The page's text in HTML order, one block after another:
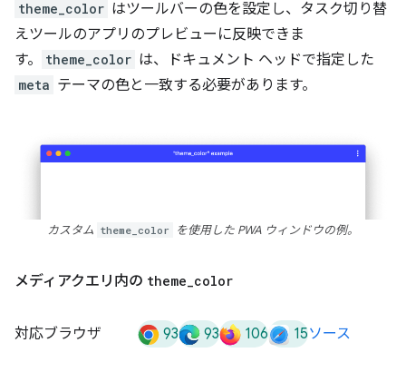
theme_color はツールバーの色を設定し、タスク切り替
えツールのアプリのプレビューに反映できま
す。
theme_color は、ドキュメント ヘッドで指定した
meta テーマの色と一致する必要があります。
カスタム theme_color を使用した PWA ウィンドウの例。
メディアクエリ内の theme_color
対応ブラウザ 93 93 106 15ソース